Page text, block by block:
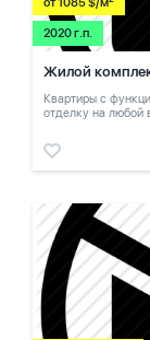
2020 г.п.
Жилой
Квартиры с
отделку на любой